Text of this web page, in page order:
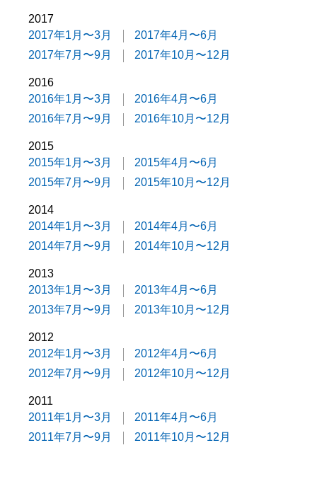
2017
2017年1月〜3月
2017年4月〜6月
2017年7月〜9月
2017年10月〜12月
2016
2016年1月〜3月
2016年4月〜6月
2016年7月〜9月
2016年10月〜12月
2015
2015年1月〜3月
2015年4月〜6月
2015年7月〜9月
2015年10月〜12月
2014
2014年1月〜3月
2014年4月〜6月
2014年7月〜9月
2014年10月〜12月
2013
2013年1月〜3月
2013年4月〜6月
2013年7月〜9月
2013年10月〜12月
2012
2012年1月〜3月
2012年4月〜6月
2012年7月〜9月
2012年10月〜12月
2011
2011年1月〜3月
2011年4月〜6月
2011年7月〜9月
2011年10月〜12月